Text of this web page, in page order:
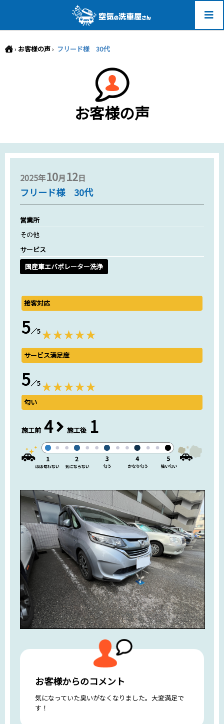
› お客様の声› フリード様 30代
お客様の声
2025年10月12日
フリード様 30代
営業所
その他
サービス
国産車エバポレーター洗浄
接客対応
5／5
サービス満足度
5／5
匂い
施工前 4 施工後 1
お客様からのコメント
気になっていた臭いがなくなりました。大変満足で
す！